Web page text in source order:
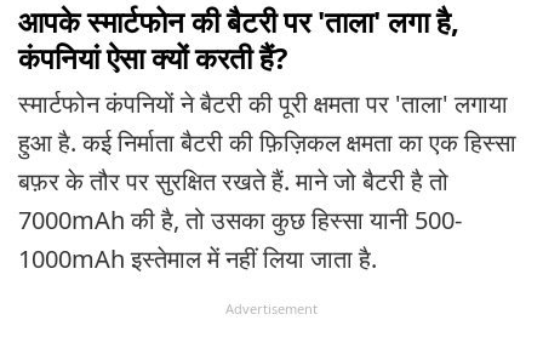
आपके स्मार्टफोन की बैटरी पर 'ताला' लगा है,
कंपनियां ऐसा क्यों करती हैं?
स्मार्टफोन कंपनियों ने बैटरी की पूरी क्षमता पर 'ताला' लगाया
हुआ है. कई निर्माता बैटरी की फ़िज़िकल क्षमता का एक हिस्सा
बफ़र के तौर पर सुरक्षित रखते हैं. माने जो बैटरी है तो
7000mAh की है, तो उसका कुछ हिस्सा यानी 500-
1000mAh इस्तेमाल में नहीं लिया जाता है.
Advertisement